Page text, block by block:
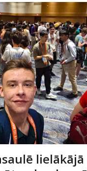
lielākājā